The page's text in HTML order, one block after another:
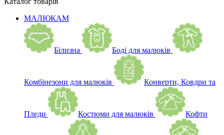
МАЛЮКАМ
Білизна Боді для малюків
Комбінезони для малюків Конверти, Ковдри та
Пледи Костюми для малюків Кофти